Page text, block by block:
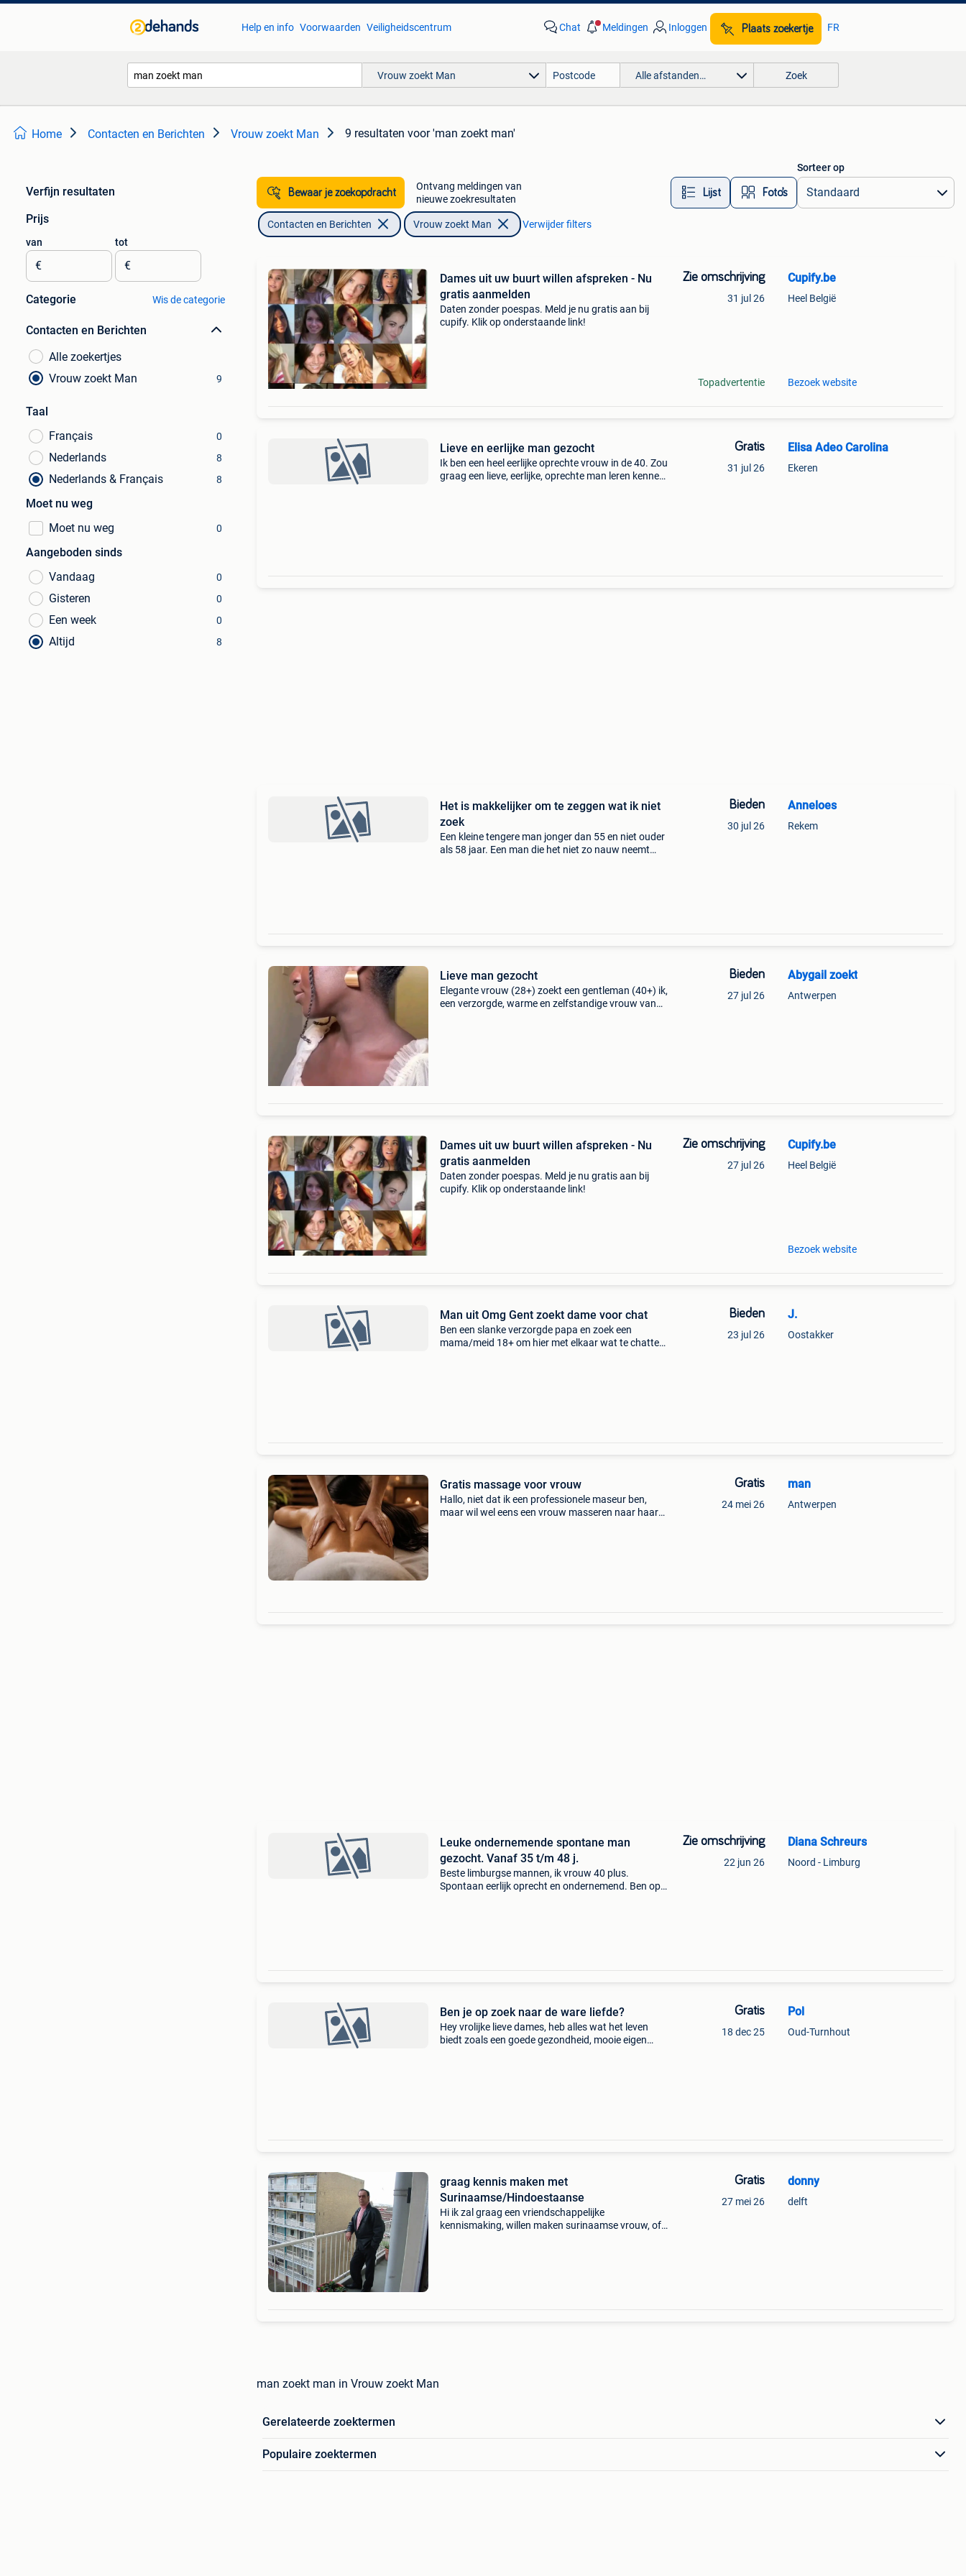
Help en info Voorwaarden Veiligheidscentrum Chat Meldingen Inloggen Plaats zoekertje FR
Vrouw zoekt Man Alle afstanden… Zoek
Home Contacten en Berichten Vrouw zoekt Man 9 resultaten voor 'man zoekt man'
Verfijn resultaten
Prijs
van
€
tot
€
Categorie Wis de categorie
Contacten en Berichten
Alle zoekertjes
Vrouw zoekt Man
9
Taal
Français
0
Nederlands 8
Nederlands & Français 8
Moet nu weg
Moet nu weg
0
Aangeboden sinds
Vandaag
0
Gisteren 0
Een week 0
Altijd 8
Bewaar je zoekopdracht
Ontvang meldingen van
nieuwe zoekresultaten
Lijst Foto’s
Sorteer op
Contacten en Berichten Vrouw zoekt Man Verwijder filters
Dames uit uw buurt willen afspreken - Nu
gratis aanmelden
Daten zonder poespas. Meld je nu gratis aan bij
cupify. Klik op onderstaande link!
Zie omschrijving
31 jul 26
Topadvertentie
Cupify.be
Heel België
Bezoek website
Lieve en eerlijke man gezocht
Ik ben een heel eerlijke oprechte vrouw in de 40. Zou
graag een lieve, eerlijke, oprechte man leren kennen.
Gratis
31 jul 26
Elisa Adeo Carolina
Ekeren
Het is makkelijker om te zeggen wat ik niet
zoek
Een kleine tengere man jonger dan 55 en niet ouder
als 58 jaar. Een man die het niet zo nauw neemt
Bieden
30 jul 26
Anneloes
Rekem
Lieve man gezocht
Elegante vrouw (28+) zoekt een gentleman (40+) ik,
een verzorgde, warme en zelfstandige vrouw van
Bieden
27 jul 26
Abygail zoekt
Antwerpen
Dames uit uw buurt willen afspreken - Nu
gratis aanmelden
Daten zonder poespas. Meld je nu gratis aan bij
cupify. Klik op onderstaande link!
Zie omschrijving
27 jul 26
Cupify.be
Heel België
Bezoek website
Man uit Omg Gent zoekt dame voor chat
Ben een slanke verzorgde papa en zoek een
mama/meid 18+ om hier met elkaar wat te chatten
Bieden
23 jul 26
J.
Oostakker
Gratis massage voor vrouw
Hallo, niet dat ik een professionele maseur ben,
maar wil wel eens een vrouw masseren naar haar
Gratis
24 mei 26
man
Antwerpen
Leuke ondernemende spontane man
gezocht. Vanaf 35 t/m 48 j.
Beste limburgse mannen, ik vrouw 40 plus.
Spontaan eerlijk oprecht en ondernemend. Ben op
Zie omschrijving
22 jun 26
Diana Schreurs
Noord - Limburg
Ben je op zoek naar de ware liefde?
Hey vrolijke lieve dames, heb alles wat het leven
biedt zoals een goede gezondheid, mooie eigen
Gratis
18 dec 25
Pol
Oud-Turnhout
graag kennis maken met
Surinaamse/Hindoestaanse
Hi ik zal graag een vriendschappelijke
kennismaking, willen maken surinaamse vrouw, of
Gratis
27 mei 26
donny
delft
man zoekt man in Vrouw zoekt Man
Gerelateerde zoektermen
Populaire zoektermen